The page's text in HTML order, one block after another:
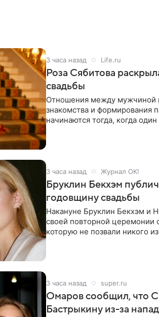
3 часа назад Life.ru
Роза Сябитова
свадьбы
Отношения между мужчиной
знакомства и формирования
начинаются тогда, когда
3 часа назад Журнал OK!
Бруклин Бекхэм
годовщину свадьбы
Накануне Бруклин Бекхэм и
своей повторной церемонии
которую не позвали никого
3 часа назад super.ru
Омаров сообщил, что
Бастрыкину из-за